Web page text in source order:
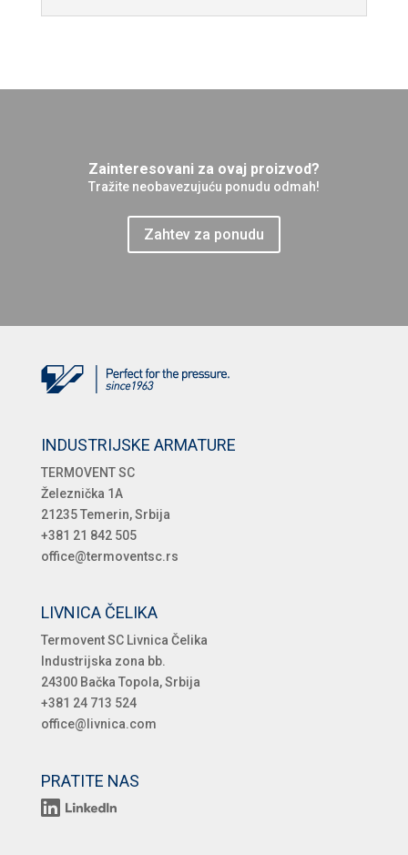
Zainteresovani za ovaj proizvod?
Tražite neobavezujuću ponudu odmah!
Zahtev za ponudu
INDUSTRIJSKE ARMATURE
TERMOVENT SC
Železnička 1A
21235 Temerin, Srbija
+381 21 842 505
office@termoventsc.rs
LIVNICA ČELIKA
Termovent SC Livnica Čelika
Industrijska zona bb.
24300 Bačka Topola, Srbija
+381 24 713 524
office@livnica.com
PRATITE NAS